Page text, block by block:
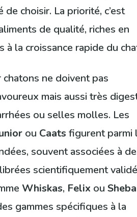
choisir. La priorité, c’est
de qualité, riches en
à la croissance rapide du
ne doivent pas
mais aussi très
ou selles molles. Les
ou Caats figurent parmi
souvent associées à
scientifiquement
Whiskas, Felix ouSheba
gammes spécifiques à la